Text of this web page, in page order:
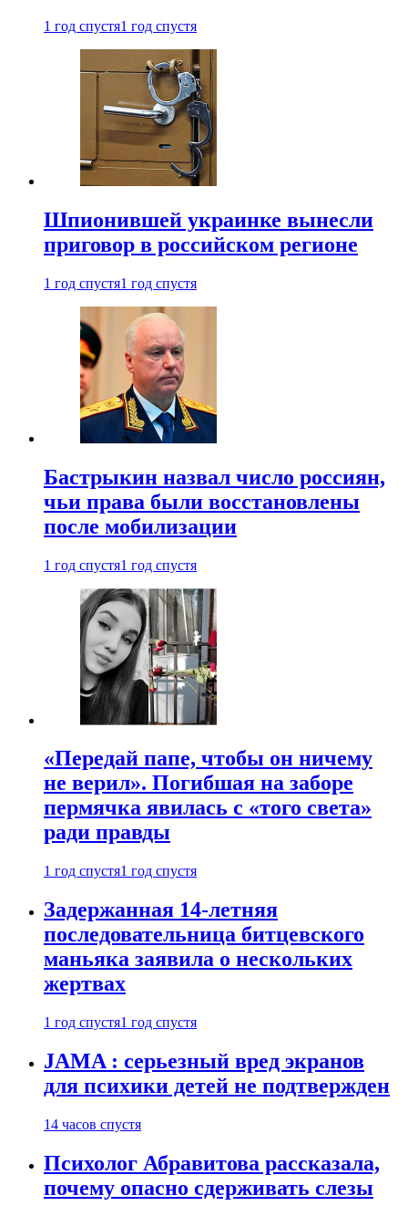
1 год спустя1 год спустя
Шпионившей украинке вынесли
приговор в российском регионе
1 год спустя1 год спустя
Бастрыкин назвал число россиян,
чьи права были восстановлены
после мобилизации
1 год спустя1 год спустя
«Передай папе, чтобы он ничему
не верил». Погибшая на заборе
пермячка явилась с «того света»
ради правды
1 год спустя1 год спустя
Задержанная 14-летняя
последовательница битцевского
маньяка заявила о нескольких
жертвах
1 год спустя1 год спустя
JAMA : серьезный вред экранов
для психики детей не подтвержден
14 часов спустя
Психолог Абравитова рассказала,
почему опасно сдерживать слезы